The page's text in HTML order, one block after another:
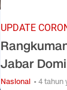
UPDATE
Jabar
Nasional • 4 tahun